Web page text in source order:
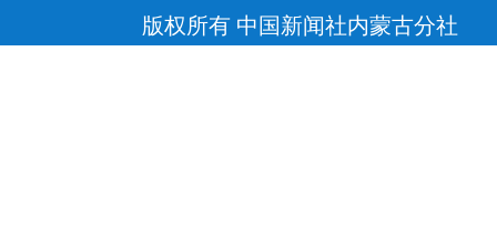
版权所有 中国新闻社内蒙古分社